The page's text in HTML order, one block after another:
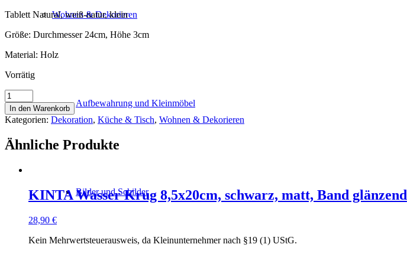
Wohnen & Dekorieren
Aufbewahrung und Kleinmöbel
Bilder und Schilder
Tablett Natural, weiß-natur, klein
Größe: Durchmesser 24cm, Höhe 3cm
Material: Holz
Vorrätig
Tablett
Natural,
weiß-
natur,
klein
Menge
In den Warenkorb
Kategorien: Dekoration, Küche & Tisch, Wohnen & Dekorieren
Ähnliche Produkte
KINTA Wasser Krug 8,5x20cm, schwarz, matt, Band glänzend
28,90 €
Kein Mehrwertsteuerausweis, da Kleinunternehmer nach §19 (1) UStG.